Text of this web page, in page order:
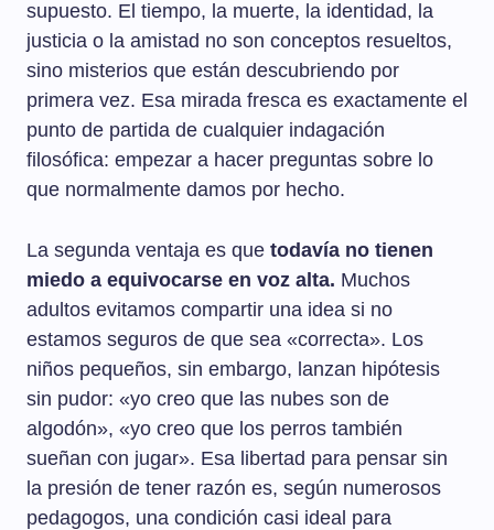
supuesto. El tiempo, la muerte, la identidad, la
justicia o la amistad no son conceptos resueltos,
sino misterios que están descubriendo por
primera vez. Esa mirada fresca es exactamente el
punto de partida de cualquier indagación
filosófica: empezar a hacer preguntas sobre lo
que normalmente damos por hecho.
La segunda ventaja es que todavía no tienen
miedo a equivocarse en voz alta. Muchos
adultos evitamos compartir una idea si no
estamos seguros de que sea «correcta». Los
niños pequeños, sin embargo, lanzan hipótesis
sin pudor: «yo creo que las nubes son de
algodón», «yo creo que los perros también
sueñan con jugar». Esa libertad para pensar sin
la presión de tener razón es, según numerosos
pedagogos, una condición casi ideal para